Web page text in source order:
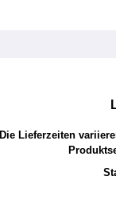
Die Lieferzeiten